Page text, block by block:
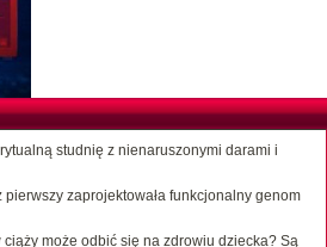
studnię z nienaruszonymi darami i
zaprojektowała funkcjonalny genom
może odbić się na zdrowiu dziecka? Są